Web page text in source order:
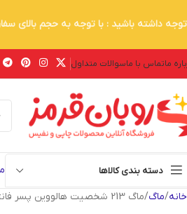
ماتماس با ماسوالات متداول
دسته بندی کالاها
خانه ماگ ماگ 213 شخصیت هالووین پسر فانتزی
توجه داشته باشید : با توجه به حجم بالای